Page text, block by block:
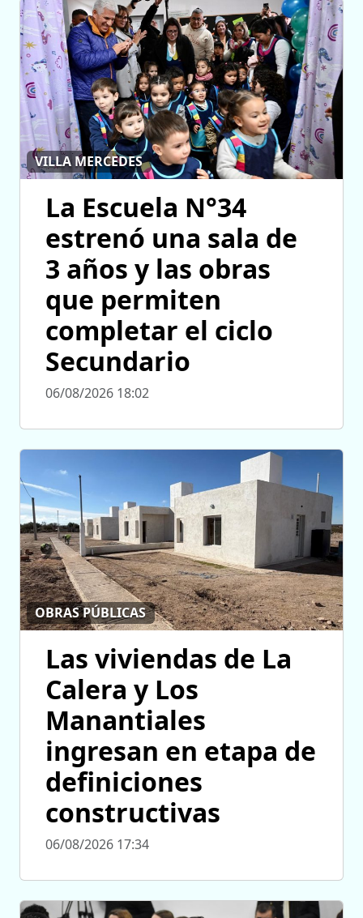
VILLA MERCEDES
La Escuela N°34
estrenó una sala de
3 años y las obras
que permiten
completar el ciclo
Secundario
06/08/2026 18:02
OBRAS PÚBLICAS
Las viviendas de La
Calera y Los
Manantiales
ingresan en etapa de
definiciones
constructivas
06/08/2026 17:34